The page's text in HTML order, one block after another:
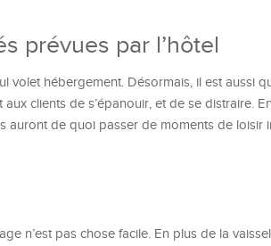
prévues par l’hôtel
volet hébergement. Désormais, il est aussi
clients de s’épanouir, et de se distraire.
auront de quoi passer de moments de loisir
n’est pas chose facile. En plus de la